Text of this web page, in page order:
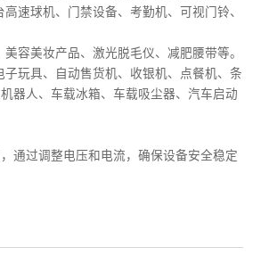
速球机、门禁设备、考勤机、可视门铃、
容美妆产品、激光脱毛仪、减肥腰带等。
子玩具、自动售货机、收银机、点餐机、条
器人、车载冰箱、车载吸尘器、汽车启动
通过调整电压和电流，确保设备安全稳定